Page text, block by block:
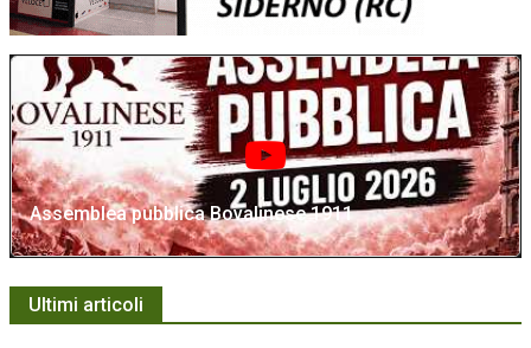
Assemblea pubblica Bovalinese 1911
Ultimi articoli